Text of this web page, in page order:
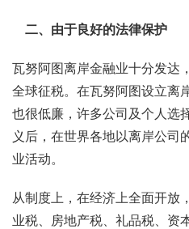
二、由于良好的法律保护
瓦努阿图离岸金融业十分发达
全球征税。在瓦努阿图设立离
也很低廉，许多公司及个人选
义后，在世界各地以离岸公司
业活动。
从制度上，在经济上全面开放
业税、房地产税、礼品税、资